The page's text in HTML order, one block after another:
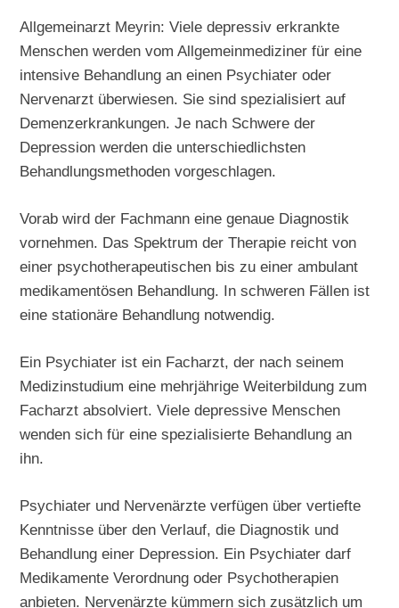
Allgemeinarzt Meyrin: Viele depressiv erkrankte
Menschen werden vom Allgemeinmediziner für eine
intensive Behandlung an einen Psychiater oder
Nervenarzt überwiesen. Sie sind spezialisiert auf
Demenzerkrankungen. Je nach Schwere der
Depression werden die unterschiedlichsten
Behandlungsmethoden vorgeschlagen.
Vorab wird der Fachmann eine genaue Diagnostik
vornehmen. Das Spektrum der Therapie reicht von
einer psychotherapeutischen bis zu einer ambulant
medikamentösen Behandlung. In schweren Fällen ist
eine stationäre Behandlung notwendig.
Ein Psychiater ist ein Facharzt, der nach seinem
Medizinstudium eine mehrjährige Weiterbildung zum
Facharzt absolviert. Viele depressive Menschen
wenden sich für eine spezialisierte Behandlung an
ihn.
Psychiater und Nervenärzte verfügen über vertiefte
Kenntnisse über den Verlauf, die Diagnostik und
Behandlung einer Depression. Ein Psychiater darf
Medikamente Verordnung oder Psychotherapien
anbieten. Nervenärzte kümmern sich zusätzlich um